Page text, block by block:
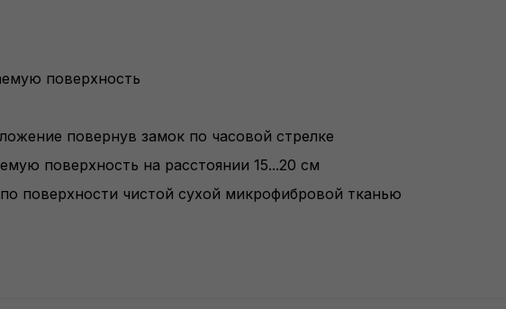
поверхность
повернув замок по часовой стрелке
поверхность на расстоянии 15...20 см
поверхности чистой сухой микрофибровой тканью